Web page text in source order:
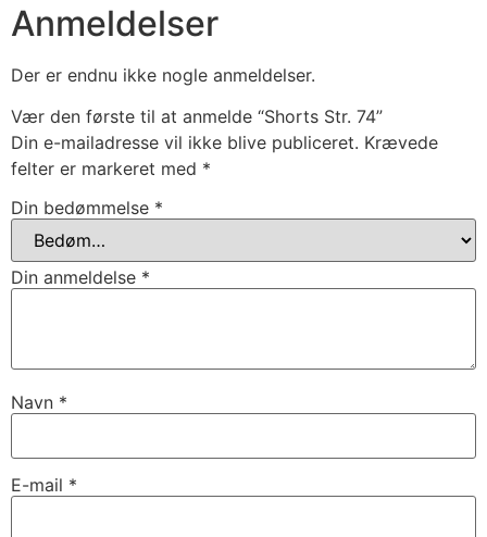
Anmeldelser
Der er endnu ikke nogle anmeldelser.
Vær den første til at anmelde “Shorts Str. 74”
Din e-mailadresse vil ikke blive publiceret. Krævede
felter er markeret med *
Din bedømmelse *
Din anmeldelse *
Navn *
E-mail *